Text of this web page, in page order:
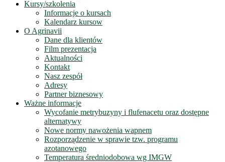
Kursy/szkolenia
Informacje o kursach
Kalendarz kursow
O Agrinavii
Dane dla klientów
Film prezentacja
Aktualności
Kontakt
Nasz zespół
Adresy
Partner biznesowy
Ważne informacje
Wycofanie metrybuzyny i flufenacetu oraz dostępne
alternatywy
Nowe normy nawożenia wapnem
Rozporządzenie w sprawie tzw. programu
azotanowego
Temperatura średniodobowa wg IMGW